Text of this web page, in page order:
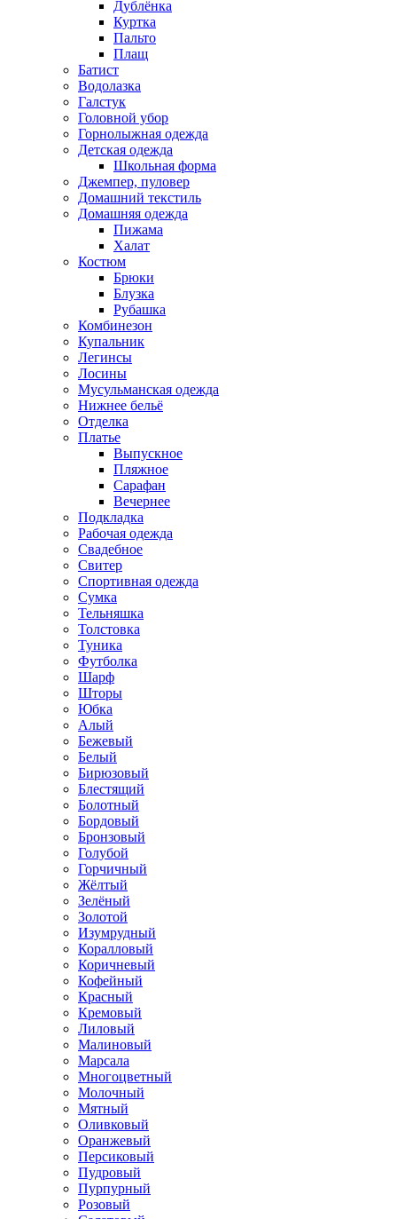
Дублёнка
Куртка
Пальто
Плащ
Батист
Водолазка
Галстук
Головной убор
Горнолыжная одежда
Детская одежда
Школьная форма
Джемпер, пуловер
Домашний текстиль
Домашняя одежда
Пижама
Халат
Костюм
Брюки
Блузка
Рубашка
Комбинезон
Купальник
Легинсы
Лосины
Мусульманская одежда
Нижнее бельё
Отделка
Платье
Выпускное
Пляжное
Сарафан
Вечернее
Подкладка
Рабочая одежда
Свадебное
Свитер
Спортивная одежда
Сумка
Тельняшка
Толстовка
Туника
Футболка
Шарф
Шторы
Юбка
Алый
Бежевый
Белый
Бирюзовый
Блестящий
Болотный
Бордовый
Бронзовый
Голубой
Горчичный
Жёлтый
Зелёный
Золотой
Изумрудный
Коралловый
Коричневый
Кофейный
Красный
Кремовый
Лиловый
Малиновый
Марсала
Многоцветный
Молочный
Мятный
Оливковый
Оранжевый
Персиковый
Пудровый
Пурпурный
Розовый